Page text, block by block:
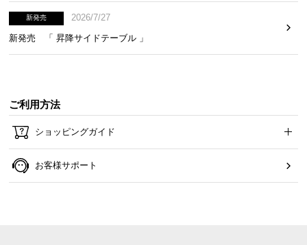
豊富なカラーバリエーション
ベージュ BEIGE
新発売
2026/7/27
新発売 「 昇降サイドテーブル 」
ご利用方法
ショッピングガイド
お客様サポート